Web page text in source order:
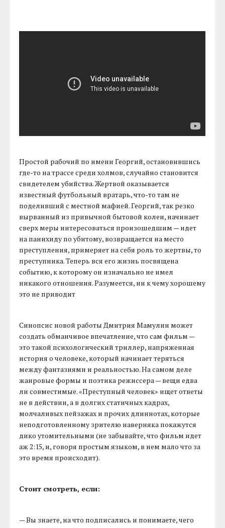
Простой рабочий по имени Георгий, остановившись
где-то на трассе среди холмов, случайно становится
свидетелем убийства. Жертвой оказывается
известный футбольный вратарь, что-то там не
поделивший с местной мафией. Георгий, так резко
вырванный из привычной бытовой колеи, начинает
сверх меры интересоваться произошедшим — идет
на панихиду по убитому, возвращается на место
преступления, примеряет на себя роль то жертвы, то
преступника. Теперь вся его жизнь посвящена
событию, к которому он изначально не имел
никакого отношения. Разумеется, ни к чему хорошему
это не приводит
Синопсис новой работы Дмитрия Мамулии может
создать обманчивое впечатление, что сам фильм —
это такой психологический триллер, напряженная
история о человеке, который начинает теряться
между фантазиями и реальностью. На самом деле
жанровые формы и поэтика режиссера — вещи едва
ли совместимые. «Преступный человек» ищет ответы
не в действии, а в долгих статичных кадрах,
молчаливых пейзажах и прочих длиннотах, которые
неподготовленному зрителю наверняка покажутся
дико утомительными (не забывайте, что фильм идет
аж 2:15, и, говоря простым языком, в нем мало что за
это время происходит).
Стоит смотреть, если:
— Вы знаете, на что подписались и понимаете, чего